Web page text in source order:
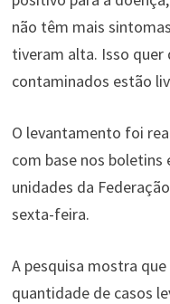
não têm mais
tiveram alta. Isso quer
contaminados estão
O levantamento foi
com base nos
unidades da
sexta-feira.
A pesquisa mostra
quantidade de casos